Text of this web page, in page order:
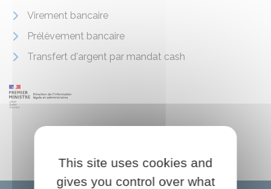
Virement bancaire
Prélèvement bancaire
Transfert d'argent par mandat cash
This site uses cookies and
gives you control over what